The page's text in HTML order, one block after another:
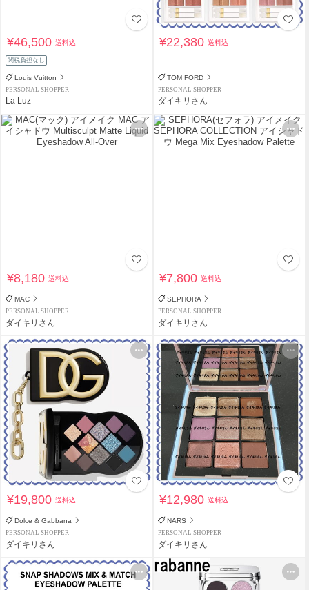
¥46,500送料込
関税負担なし
Louis Vuitton
PERSONAL SHOPPER
La Luz
¥22,380送料込
TOM FORD
PERSONAL SHOPPER
ダイキリさん
¥8,180送料込
MAC
PERSONAL SHOPPER
ダイキリさん
¥7,800送料込
SEPHORA
PERSONAL SHOPPER
ダイキリさん
¥19,800送料込
Dolce & Gabbana
PERSONAL SHOPPER
ダイキリさん
¥12,980送料込
NARS
PERSONAL SHOPPER
ダイキリさん